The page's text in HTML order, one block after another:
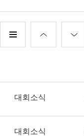
대회소식
대회소식